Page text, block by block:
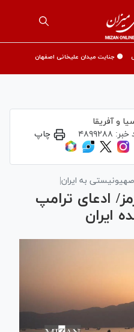
🟡 جنایت میدان علیخانی اصفهان
و آفریقا
خبر: ۴۸۹۹۲۸۸ چاپ
به ایران|
ادعای ترامپ
ایران